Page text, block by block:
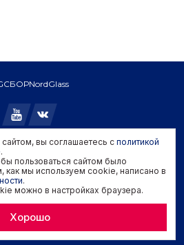
БОРNordGlass
AGC. All rights reserved.
конфиденциальности
файлов cookie
производителю
byGenisoft
вы соглашаетесь с политикой
.
пользоваться сайтом было
мы используем cookie, написано в
.
можно в настройках браузера.
Хорошо